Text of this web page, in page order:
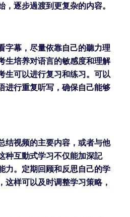
逐步過渡到更复杂的内容。
字幕，尽量依靠自己的聽力理
生培养对语言的敏感度和理解
生可以进行复习和练习。可以
进行重复听写，确保自己能够
结视频的主要内容，或者与他
种互動式学习不仅能加深記
力。定期回顾和反思自己的学
这样可以及时调整学习策略，